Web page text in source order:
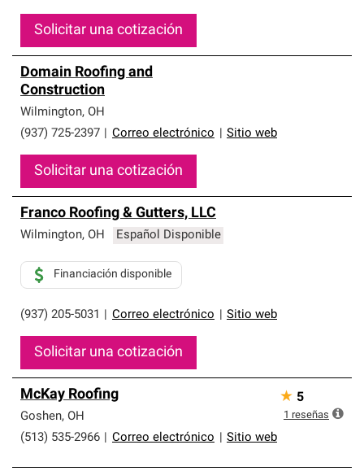
Solicitar una cotización
Domain Roofing and
Construction
Wilmington, OH
(937) 725-2397
Correo electrónico Sitio web
Solicitar una cotización
Franco Roofing & Gutters, LLC
Wilmington, OH Español Disponible
(937) 205-5031 Correo electrónico Sitio web
Financiación disponible
Solicitar una cotización
McKay Roofing
Goshen, OH
(513) 535-2966
Correo electrónico Sitio web
★ 5
1 reseñas